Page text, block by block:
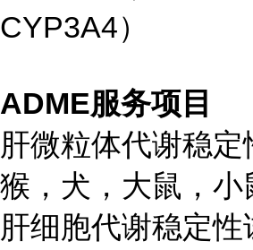
CYP3A4）
ADME服务项目
肝微粒体代谢稳定
猴，犬，大鼠，小
肝细胞代谢稳定性